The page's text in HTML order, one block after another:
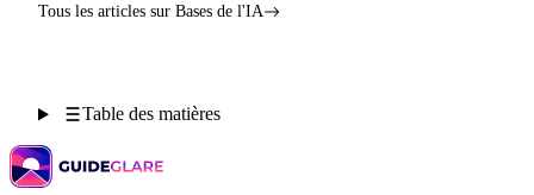
Tous les articles sur Bases de l'IA
Table des matières